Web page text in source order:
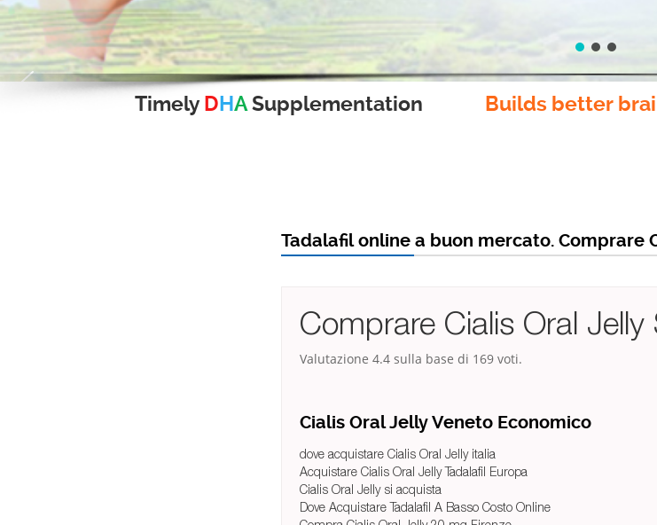
Timely DHASupplementation Builds better
Tadalafil online a buon mercato. Comprare
Comprare Cialis Oral
Valutazione 4.4 sulla base di 169 voti.
Cialis Oral Jelly Veneto Economico
dove acquistare Cialis Oral Jelly italia
Acquistare Cialis Oral Jelly Tadalafil Europa
Cialis Oral Jelly si acquista
Dove Acquistare Tadalafil A Basso Costo Online